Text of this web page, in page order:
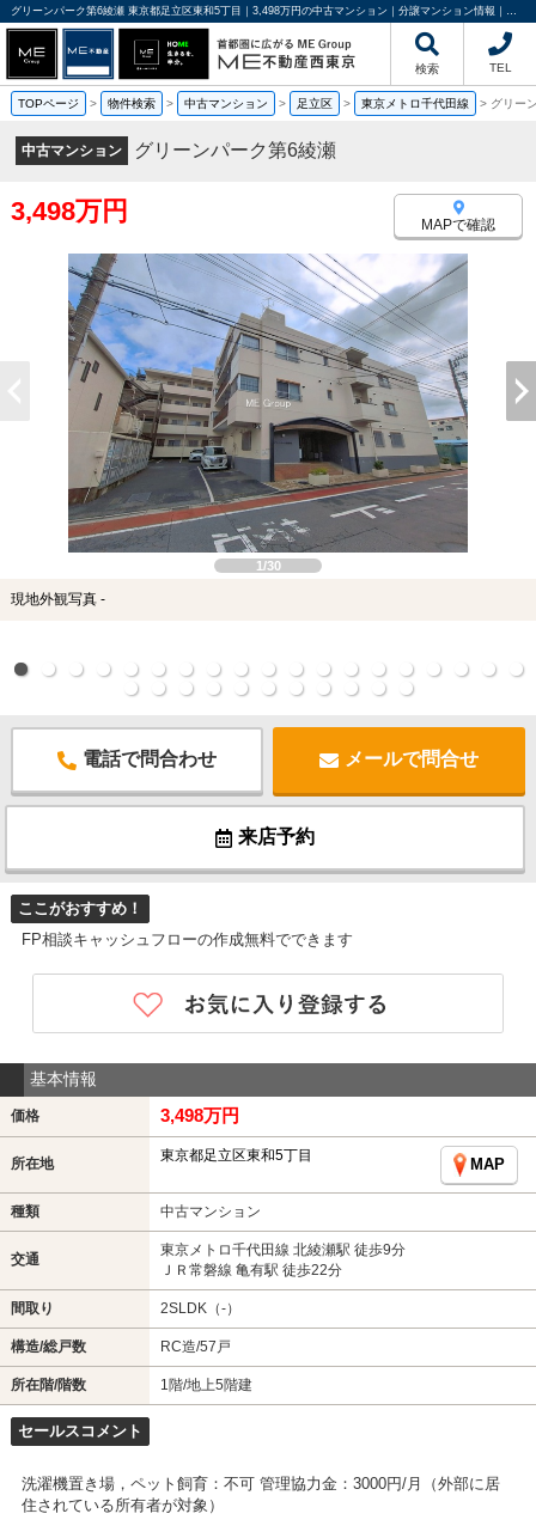
グリーンパーク第6綾瀬 東京都足立区東和5丁目｜3,498万円の中古マンション｜分譲マンション情報｜ME不動産西東京
検索 TEL
TOPページ > 物件検索 > 中古マンション > 足立区 > 東京メトロ千代田線 > グリー
中古マンション グリーンパーク第6綾瀬
3,498万円 MAPで確認
1/30
現地外観写真 -
電話で問合わせ メールで問合せ
来店予約
ここがおすすめ！
FP相談キャッシュフローの作成無料でできます
基本情報
価格 3,498万円
所在地 東京都足立区東和5丁目
MAP
種類 中古マンション
交通
東京メトロ千代田線 北綾瀬駅 徒歩9分
ＪＲ常磐線 亀有駅 徒歩22分
間取り 2SLDK（-）
構造/総戸数 RC造/57戸
所在階/階数 1階/地上5階建
セールスコメント
洗濯機置き場，ペット飼育：不可 管理協力金：3000円/月（外部に居
住されている所有者が対象）